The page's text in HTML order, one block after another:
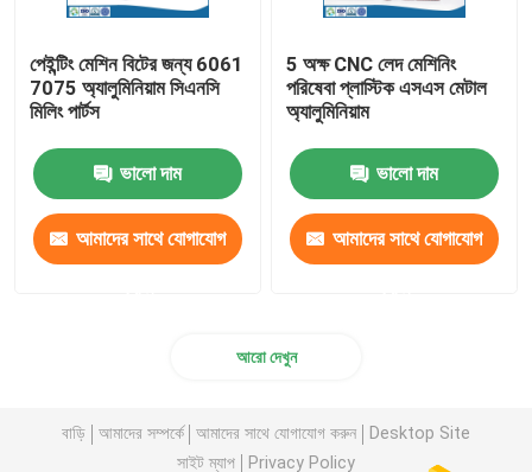
পেইন্টিং মেশিন বিটের জন্য 6061
7075 অ্যালুমিনিয়াম সিএনসি
মিলিং পার্টস
ভালো দাম
আমাদের সাথে যোগাযোগ
5 অক্ষ CNC লেদ মেশিনিং
পরিষেবা প্লাস্টিক এসএস মেটাল
অ্যালুমিনিয়াম
ভালো দাম
আমাদের সাথে যোগাযোগ
আরো দেখুন
বাড়ি আমাদের সম্পর্কে আমাদের সাথে যোগাযোগ করুন
Desktop Site
সাইট ম্যাপ
Privacy Policy